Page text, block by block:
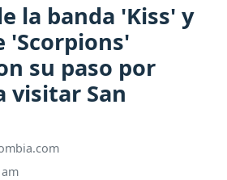
la banda 'Kiss' y
'Scorpions'
su paso por
visitar San